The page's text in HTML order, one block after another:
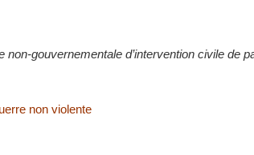
non-gouvernementale d’intervention civile de
non violente